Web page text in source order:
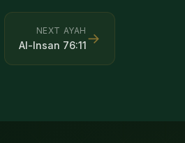
NEXT AYAH
Al-Insan 76:11→